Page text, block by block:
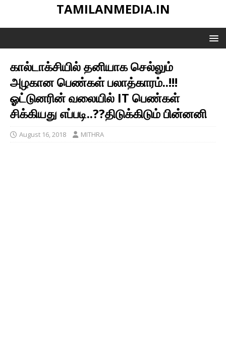
TAMILANMEDIA.IN
கால்டாக்சியில் தனியாக செல்லும்
அழகான பெண்கள் பலாத்காரம்..!!!
ஓட்டுனரின் வலையில் IT பெண்கள்
சிக்கியது எப்படி..??திடுக்கிடும் பின்னனி
August 16, 2018 MITHRA